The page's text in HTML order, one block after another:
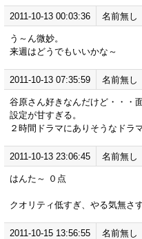
2011-10-13 00:03:36 名前無し
う～ん微妙。
来週はどうでもいいかな～
2011-10-13 07:35:59 名前無し
谷原さん好きなんだけど・・・
設定が甘すぎる。
２時間ドラマにありそうなドラマ
2011-10-13 23:06:45 名前無し
はんた～ ０点
クオリティ低すぎ、やる気無さ
2011-10-15 13:56:55 名前無し